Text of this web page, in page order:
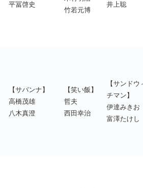
平冨啓史
竹若元博
井上聡
【サバンナ】
高橋茂雄
八木真澄
【笑い飯】
哲夫
西田幸治
【サンドウ
チマン】
伊達みきお
富澤たけし